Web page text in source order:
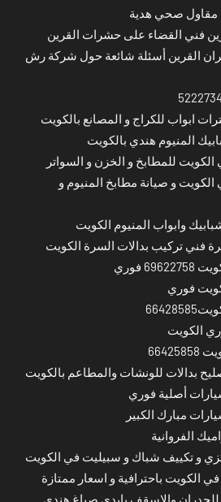
مقاول صحي هدية
فني القضاء على حشرات القرين
القرين أسئلة شائعة حول شركة رش
ابواب للكراج و المصانع بالكويت
المنيوم هندي بالكويت
للمطابخ و الخزن و السواتر
و صيانة مطابخ المنيوم و
وابواب المنيوم الكويت
فني تركيب بدالات السرة الكويت
فوري
فوري
الكويت
بدالات للونشات والمطاعم بالكويت
أصلية فوري
مبارك الكبير
الفروانية
و تكييف شباك و سبيليت في الكويت
الكويت باحترافية و اسعار ممتازة
والاسقف بايدي صباغ هندي